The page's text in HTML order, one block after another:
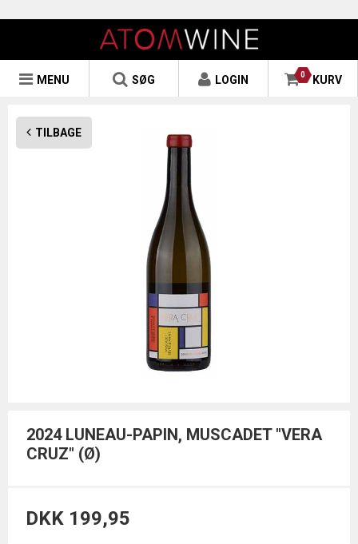
0 KURV
LOGIN
SØG
MENU
TILBAGE
2024 LUNEAU-PAPIN, MUSCADET "VERA
CRUZ" (Ø)
DKK 199,95